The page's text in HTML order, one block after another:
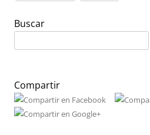
Buscar
Compartir